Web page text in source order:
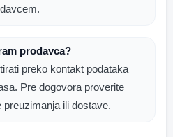
prodavca?
preko kontakt podataka
Pre dogovora proverite
ili dostave.